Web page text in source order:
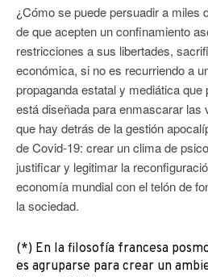
¿Cómo se puede persuadir a miles
de que acepten un confinamiento
restricciones a sus libertades,
económica, si no es recurriendo a
propaganda estatal y mediática
está diseñada para enmascarar las
que hay detrás de la gestión
de Covid-19: crear un clima de
justificar y legitimar la
economía mundial con el telón de
la sociedad.
(*) En la filosofía francesa
es agruparse para crear un